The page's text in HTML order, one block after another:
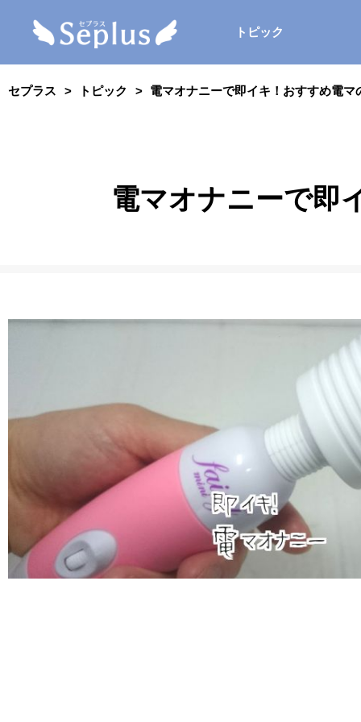
トピック
セプラス トピック 電マオナニーで即イキ！おすすめ電
電マオナニーで即